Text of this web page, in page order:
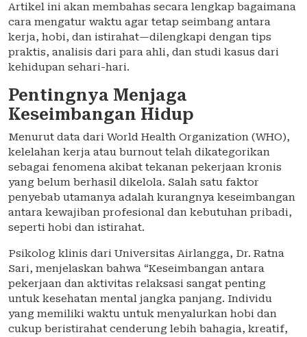
Artikel ini akan membahas secara lengkap bagaimana
cara mengatur waktu agar tetap seimbang antara
kerja, hobi, dan istirahat—dilengkapi dengan tips
praktis, analisis dari para ahli, dan studi kasus dari
kehidupan sehari-hari.
Pentingnya Menjaga
Keseimbangan Hidup
Menurut data dari World Health Organization (WHO),
kelelahan kerja atau burnout telah dikategorikan
sebagai fenomena akibat tekanan pekerjaan kronis
yang belum berhasil dikelola. Salah satu faktor
penyebab utamanya adalah kurangnya keseimbangan
antara kewajiban profesional dan kebutuhan pribadi,
seperti hobi dan istirahat.
Psikolog klinis dari Universitas Airlangga, Dr. Ratna
Sari, menjelaskan bahwa “Keseimbangan antara
pekerjaan dan aktivitas relaksasi sangat penting
untuk kesehatan mental jangka panjang. Individu
yang memiliki waktu untuk menyalurkan hobi dan
cukup beristirahat cenderung lebih bahagia, kreatif,